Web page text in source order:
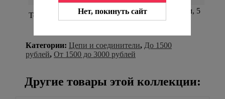
Нет, покинуть сайт
Толщина цепи
3 мм, 4 мм, 5
мм
Категории: Цепи и соединители, До 1500
рублей, От 1500 до 3000 рублей
Другие товары этой коллекции: